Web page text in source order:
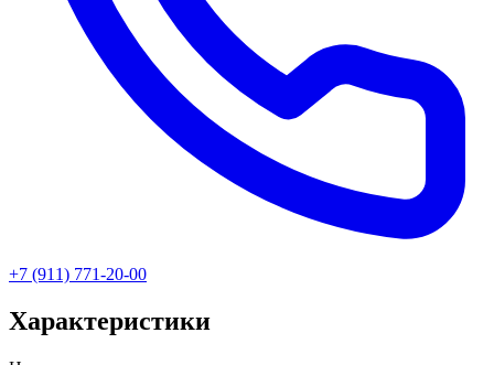
+7 (911) 771-20-00
Характеристики